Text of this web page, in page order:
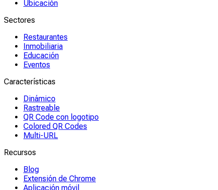
Ubicación
Sectores
Restaurantes
Inmobiliaria
Educación
Eventos
Características
Dinámico
Rastreable
QR Code con logotipo
Colored QR Codes
Multi-URL
Recursos
Blog
Extensión de Chrome
Aplicación móvil